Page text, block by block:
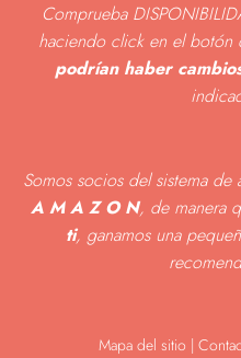
Comprueba
haciendo click en el
podrían haber
Somos socios del sistema de
A M A Z O N, de manera
ti, ganamos una
Mapa del sitio |